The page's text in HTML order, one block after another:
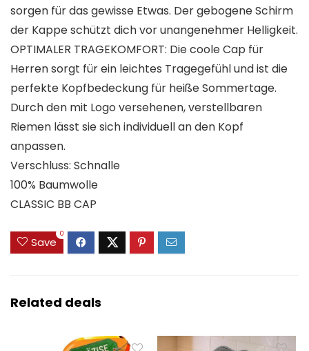
sorgen für das gewisse Etwas. Der gebogene Schirm
der Kappe schützt dich vor unangenehmer Helligkeit.
OPTIMALER TRAGEKOMFORT: Die coole Cap für
Herren sorgt für ein leichtes Tragegefühl und ist die
perfekte Kopfbedeckung für heiße Sommertage.
Durch den mit Logo versehenen, verstellbaren
Riemen lässt sie sich individuell an den Kopf
anpassen.
Verschluss: Schnalle
100% Baumwolle
CLASSIC BB CAP
Save
0
Related deals